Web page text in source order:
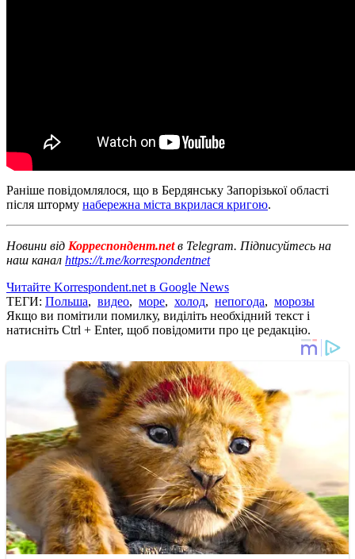
Раніше повідомлялося, що в Бердянську Запорізької області
після шторму набережна міста вкрилася кригою.
Новини від Корреспондент.netв Telegram. Підписуйтесь на
наш канал https://t.me/korrespondentnet
Читайте Korrespondent.net в Google News
ТЕГИ: Польша, видео, море, холод, непогода, морозы
Якщо ви помітили помилку, виділіть необхідний текст і
натисніть Ctrl + Enter, щоб повідомити про це редакцію.